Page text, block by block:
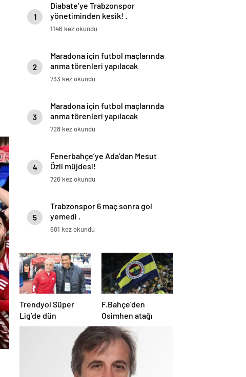
1
Diabate’ye Trabzonspor
yönetiminden kesik! .
1146 kez okundu
2
Maradona için futbol maçlarında
anma törenleri yapılacak
733 kez okundu
3
Maradona için futbol maçlarında
anma törenleri yapılacak
728 kez okundu
4
Fenerbahçe’ye Ada’dan Mesut
Özil müjdesi!
726 kez okundu
5
Trabzonspor 6 maç sonra gol
yemedi .
681 kez okundu
Trendyol Süper
Lig’de dün
F.Bahçe’den
Osimhen atağı